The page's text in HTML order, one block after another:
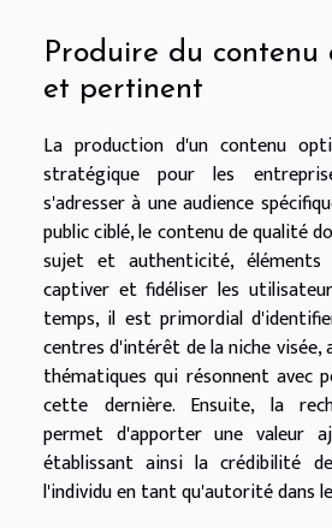
Produire du contenu
et pertinent
La production d'un contenu
stratégique pour les
s'adresser à une audience
public ciblé, le contenu de qualité
sujet et authenticité, éléments
captiver et fidéliser les
temps, il est primordial
centres d'intérêt de la niche visée,
thématiques qui résonnent avec
cette dernière. Ensuite, la
permet d'apporter une valeur
établissant ainsi la crédibilité
l'individu en tant qu'autorité dans